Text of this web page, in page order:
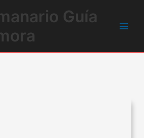
Guía